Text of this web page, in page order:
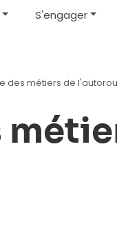
S'engager
des métiers de